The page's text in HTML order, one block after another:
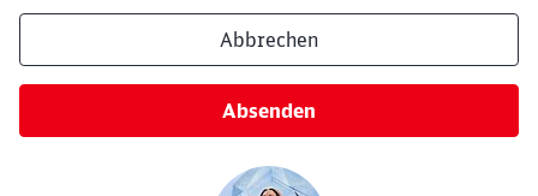
Abbrechen
Absenden